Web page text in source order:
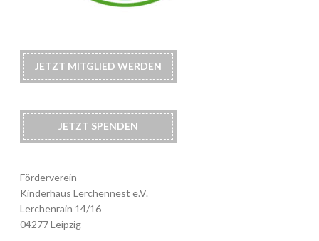
JETZT MITGLIED WERDEN
JETZT SPENDEN
Förderverein
Kinderhaus Lerchennest e.V.
Lerchenrain 14/16
04277 Leipzig